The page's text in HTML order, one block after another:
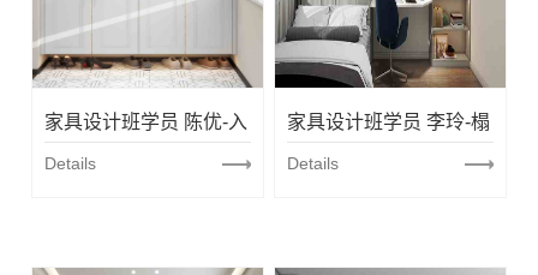
简
介
程
体
家具设计班学员 陈优-入
户鞋柜
Details
家具设计班学员 李玲-榻
榻米空间
Details